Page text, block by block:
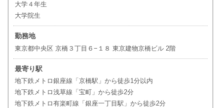
大学４年生
大学院生
勤務地
東京都中央区 京橋３丁目６−１８ 東京建物京橋ビル 2階
最寄り駅
地下鉄メトロ銀座線「京橋駅」から徒歩1分以内
地下鉄メトロ浅草線「宝町」から徒歩2分
地下鉄メトロ有楽町線「銀座一丁目駅」から徒歩2分